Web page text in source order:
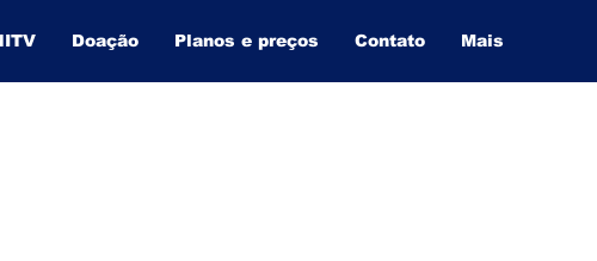
Doação Planos e preços Contato Mais